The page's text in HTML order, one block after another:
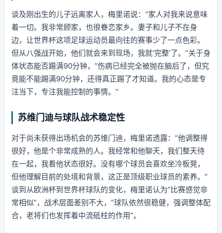
谈及刚出生的儿子远离家人，梅里诺说：“家人对我来说意味
着一切。我非常顾家，也很眷恋家乡。妻子和儿子不在身
边，让世界杯这项足球运动员最向往的赛事少了一点色彩。
但从八强战开始，他们就会来到现场，我就‘完整’了。”关于身
体状态能否踢满90分钟，“伤病已经完全被抛在脑后了，但究
竟能不能踢满90分钟，还得真正踢了才知道。我的心态是专
注当下，专注我能控制的事情。”
苏维门迪与球队战术稳定性
对于尚未获得出场机会的苏维门迪，梅里诺透露：“他调整得
很好，他是个非常成熟的人。我经常和他聊天，我们整天待
在一起，我看他状态很好。没有哪个球员会喜欢坐冷板凳，
但他理解目前的处境和背景，这正是顶级职业球员的素养。”
谈到从欧洲杯到世界杯球队的变化，梅里诺认为“比赛感觉非
常相似”，战术层面差别不大，“球队依然很稳健，强调整体配
合，老将们也发挥着中流砥柱的作用”。